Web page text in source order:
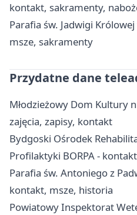
kontakt, sakramenty,
Parafia św. Jadwigi
msze, sakramenty
Przydatne dane
Młodzieżowy Dom Kultury
zajęcia, zapisy, kontakt
Bydgoski Ośrodek
Profilaktyki BORPA -
Parafia św. Antoniego z
kontakt, msze, historia
Powiatowy Inspektorat